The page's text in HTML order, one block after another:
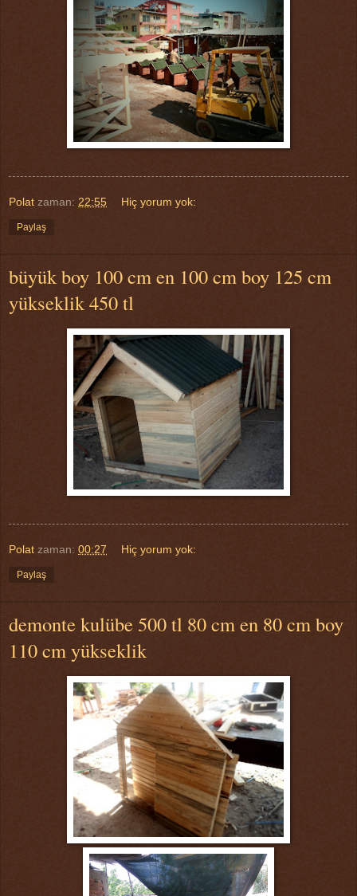
Polat zaman: 22:55 Hiç yorum yok:
Paylaş
büyük boy 100 cm en 100 cm boy 125 cm
yükseklik 450 tl
Polat zaman: 00:27 Hiç yorum yok:
Paylaş
demonte kulübe 500 tl 80 cm en 80 cm boy
110 cm yükseklik